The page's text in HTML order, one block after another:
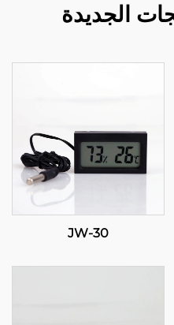
الجديدة
JW-30